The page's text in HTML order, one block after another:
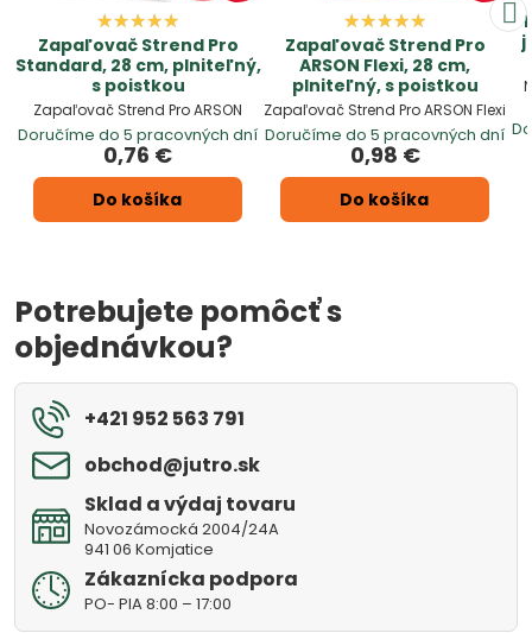
Zapaľovač Strend Pro
Standard, 28 cm, plniteľný,
s poistkou
Zapaľovač Strend Pro ARSON
Doručíme do 5 pracovných dní
0,76 €
Do košíka
Zapaľovač Strend Pro
ARSON Flexi, 28 cm,
plniteľný, s poistkou
Zapaľovač Strend Pro ARSON Flexi
Doručíme do 5 pracovných dní
0,98 €
Do košíka
Potrebujete pomôcť s
objednávkou?
+421 952 563 791
obchod​@jutro​.sk
Sklad a výdaj tovaru
Novozámocká 2004/24A
941 06 Komjatice
Zákaznícka podpora
PO- PIA 8:00 – 17:00